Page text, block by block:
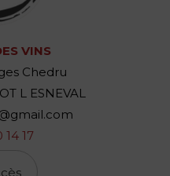
VINS
Chedru
L ESNEVAL
14 17